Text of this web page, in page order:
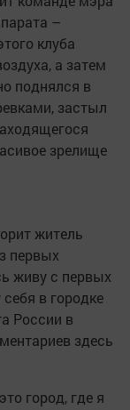
–
клуба
а затем
поднялся в
застыл
зрелище
житель
первых
живу с первых
в городке
России в
здесь
город, где я